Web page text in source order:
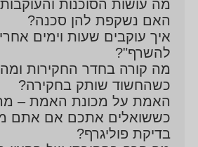
מה עושות הסוכנות
האם נשקפת להן סכנה?
איך עוקבים שעות וימים
להשרף"?
מה קורה בחדר החקירות
כשהחשוד שותק בחקירה?
האמת על מכונת האמת –
כששואלים אתכם אם אתם
בדיקת פוליגרף?